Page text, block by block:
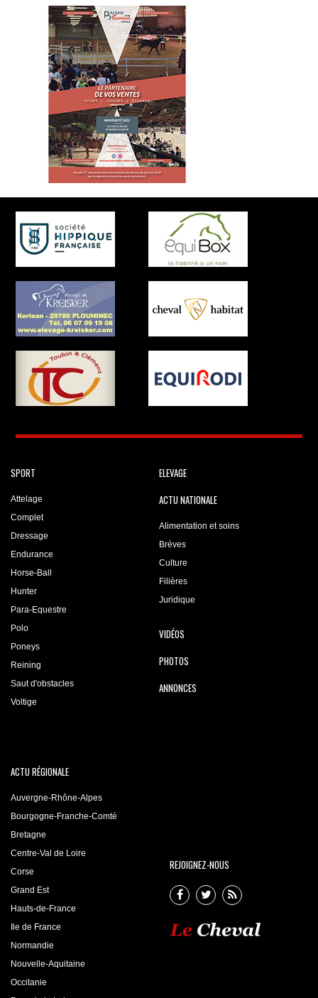
SPORT
Attelage
Complet
Dressage
Endurance
Horse-Ball
Hunter
Para-Equestre
Polo
Poneys
Reining
Saut d'obstacles
Voltige
ELEVAGE
ACTU NATIONALE
Alimentation et soins
Brèves
Culture
Filières
Juridique
VIDÉOS
PHOTOS
ANNONCES
ACTU RÉGIONALE
Auvergne-Rhône-Alpes
Bourgogne-Franche-Comté
Bretagne
Centre-Val de Loire
Corse
Grand Est
Hauts-de-France
Ile de France
Normandie
Nouvelle-Aquitaine
Occitanie
REJOIGNEZ-NOUS